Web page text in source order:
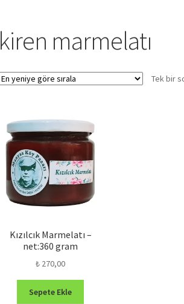
kiren marmelatı
Tek bir
Kızılcık Marmelatı –
net:360 gram
₺ 270,00
Sepete Ekle